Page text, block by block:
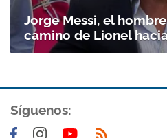
Jorge Messi, el
camino de Lionel
Síguenos: